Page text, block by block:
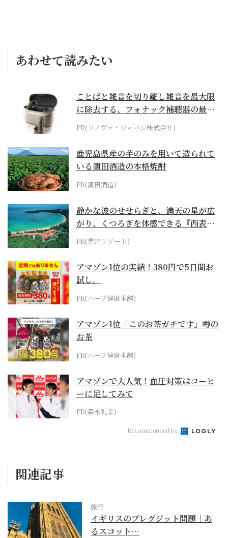
あわせて読みたい
ことばと雑音を切り離し雑音を最大限
に除去する、フォナック補聴器の最上
位モデル
PR(ソノヴァ・ジャパン株式会社)
鹿児島県産の芋のみを用いて造られて
いる濵田酒造の本格焼酎
PR(濵田酒造)
静かな波のせせらぎと、満天の星が広
がり、くつろぎを体感できる『西表島
ホテル by...
PR(星野リゾート)
アマゾン1位の実績！380円で5日間お
試し。
PR(ハーブ健康本舗)
アマゾン1位「このお茶ガチです」噂の
お茶
PR(ハーブ健康本舗)
アマゾンで大人気！血圧対策はコーヒ
ーに足してみて
PR(森永乳業)
Recommended by
関連記事
旅行
イギリスのブレグジット問題｜あ
るスコット…